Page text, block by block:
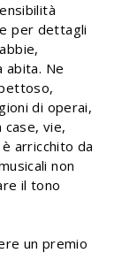
per dettagli
abita. Ne
di operai,
vie,
arricchito da
non
il tono
un premio